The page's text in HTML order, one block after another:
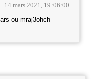
14 mars 2021, 19:06:00
ou mraj3ohch